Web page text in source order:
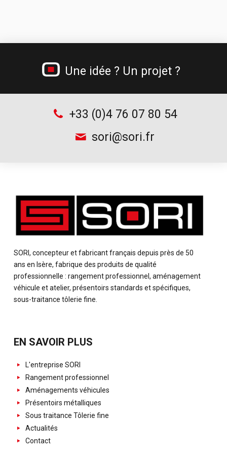
Supports d’outillage
Une idée ? Un projet ?
+33 (0)4 76 07 80 54
sori@sori.fr
SORI, concepteur et fabricant français depuis près de 50
ans en Isère, fabrique des produits de qualité
professionnelle : rangement professionnel, aménagement
véhicule et atelier, présentoirs standards et spécifiques,
sous-traitance tôlerie fine.
EN SAVOIR PLUS
L'entreprise SORI
Rangement professionnel
Aménagements véhicules
Présentoirs métalliques
Sous traitance Tôlerie fine
Actualités
Contact